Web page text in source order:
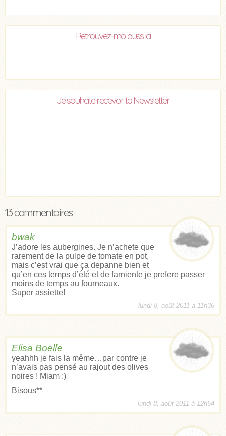
Retrouvez-moi aussi ici
Je souhaite recevoir ta Newsletter
13 commentaires
bwak
J’adore les aubergines. Je n’achete que
rarement de la pulpe de tomate en pot,
mais c’est vrai que ça depanne bien et
qu’en ces temps d’été et de farniente je prefere passer
moins de temps au fourneaux.
Super assiette!
lundi 8, août 2011 à 11h36
Elisa Boelle
yeahhh je fais la même…par contre je
n’avais pas pensé au rajout des olives
noires ! Miam :)
Bisous**
lundi 8, août 2011 à 12h54